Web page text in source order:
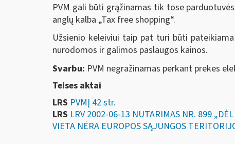
PVM gali būti grąžinamas tik tose
anglų kalba „Tax free shopping“.
Užsienio keleiviui taip pat turi būti
nurodomos ir galimos paslaugos kainos.
Svarbu: PVM negražinamas perkant prekes
Teises aktai
LRS PVMĮ 42 str.
LRS LRV 2002-06-13 NUTARIMAS NR. 899
VIETA NĖRA EUROPOS SĄJUNGOS